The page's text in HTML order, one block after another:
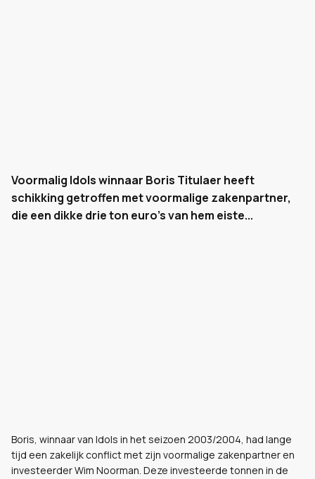
Voormalig Idols winnaar Boris Titulaer heeft
schikking getroffen met voormalige zakenpartner,
die een dikke drie ton euro's van hem eiste...
Boris, winnaar van Idols in het seizoen 2003/2004, had lange
tijd een zakelijk conflict met zijn voormalige zakenpartner en
investeerder Wim Noorman. Deze investeerde tonnen in de